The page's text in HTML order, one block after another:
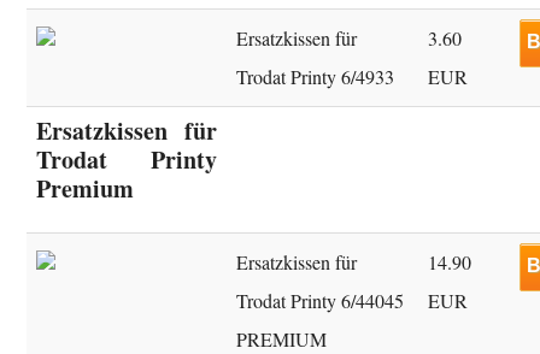
Ersatzkissen für
Trodat Printy 6/4933
3.60
EUR
Ersatzkissen für
Trodat Printy
Premium
Ersatzkissen für
Trodat Printy 6/44045
PREMIUM
14.90
EUR